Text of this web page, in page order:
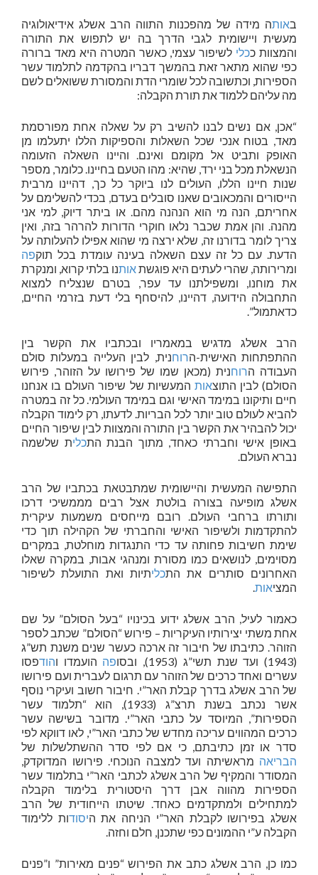
באותה מידה של מהפכנות התווה הרב אשלג אידיאולוגיה
מעשית ויישומית לגבי הדרך בה יש לתפוש את התורה
והמצוות ככלי לשיפור עצמי, כאשר המטרה היא מאד ברורה
כפי שהוא מתאר זאת בהמשך דבריו בהקדמה לתלמוד עשר
הספירות, וכתשובה לכל שומרי הדת והמסורת ששואלים לשם
מה עליהם ללמוד את תורת הקבלה:
“אכן, אם נשים לבנו להשיב רק על שאלה אחת מפורסמת
מאד, בטוח אנכי שכל השאלות והספיקות הללו יתעלמו מן
האופק ותביט אל מקומם ואינם. והיינו השאלה הזעומה
הנשאלת מכל בני ירד, שהיא: מהו הטעם בחיינו. כלומר, מספר
שנות חיינו הללו, העולים לנו ביוקר כל כך, דהיינו מרבית
הייסורים והמכאובים שאנו סובלים בעדם, בכדי להשלימם על
אחריתם, הנה מי הוא הנהנה מהם. או ביתר דיוק, למי אני
מהנה. והן אמת שכבר נלאו חוקרי הדורות להרהר בזה, ואין
צריך לומר בדורנו זה, שלא ירצה מי שהוא אפילו להעלותה על
הדעת. עם כל זה עצם השאלה בעינה עומדת בכל תוקפה
ומרירותה, שהרי לעתים היא פוגשתאותנו בלתי קרוא, ומנקרת
את מוחנו, ומשפילתנו עד עפר, בטרם שנצליח למצוא
התחבולה הידועה, דהיינו, להיסחף בלי דעת בזרמי החיים,
כדאתמול”.
הרב אשלג מדגיש במאמריו ובכתביו את הקשר בין
ההתפתחות האישית-הרוחנית, לבין העלייה במעלות סולם
העבודה הרוחנית (מכאן שמו של פירושו על הזוהר, פירוש
הסולם) לבין התוצאות המעשיות של שיפור העולם בו אנחנו
חיים ותיקונו במימד האישי וגם במימד העולמי. כל זה במטרה
להביא לעולם טוב יותר לכל הבריות. לדעתו, רק לימוד הקבלה
יכול להבהיר את הקשר בין התורה והמצוות לבין שיפור החיים
באופן אישי וחברתי כאחד, מתוך הבנת התכלית שלשמה
נברא העולם.
התפישה המעשית והיישומית שמתבטאת בכתביו של הרב
אשלג מופיעה בצורה בולטת אצל רבים מממשיכי דרכו
ותורתו ברחבי העולם. רובם מייחסים משמעות עיקרית
להתקדמות ולשיפור האישי והחברתי של הקהילה תוך כדי
שימת חשיבות פחותה עד כדי התנגדות מוחלטת, במקרים
מסוימים, לנושאים כמו מסורת ומנהגי אבות, במקרה שאלו
האחרונים סותרים את התכליתיות ואת התועלת לשיפור
המציאות.
כאמור לעיל, הרב אשלג ידוע בכינויו “בעל הסולם” על שם
אחת משתי יצירותיו העיקריות – פירוש “הסולם” שכתב לספר
הזוהר. כתיבתו של חיבור זה ארכה כעשר שנים משנת תש”ג
(1943) ועד שנת תשי”ג (1953), ובסו
פה הועמדו והודפסו
עשרים ואחד כרכים של הזוהר עם תרגום לעברית ועם פירושו
של הרב אשלג בדרך קבלת האר”י. חיבור חשוב ועיקרי נוסף
אשר נכתב בשנת תרצ”ג (1933), הוא “תלמוד עשר
הספירות”, המיוסד על כתבי האר”י. מדובר בשישה עשר
כרכים המהווים עריכה מחדש של כתבי האר”י, לאו דווקא לפי
סדר או זמן כתיבתם, כי אם לפי סדר ההשתלשלות של
הבריאה מראשיתה ועד למצבה הנוכחי. פירושו המדוקדק,
המסודר והמקיף של הרב אשלג לכתבי האר”י בתלמוד עשר
הספירות מהווה אבן דרך היסטורית בלימוד הקבלה
למתחילים ולמתקדמים כאחד. שיטתו הייחודית של הרב
אשלג בפירושו לקבלת האר”י הניחה את היסודות ללימוד
הקבלה ע”י ההמונים כפי שתכנן, חלם וחזה.
כמו כן, הרב אשלג כתב את הפירוש “פנים מאירות” ו”פנים